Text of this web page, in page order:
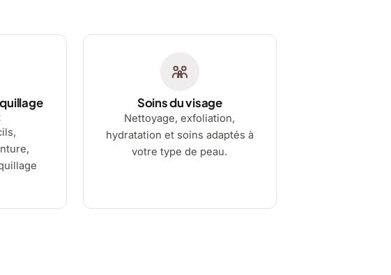
Soins du visage
Nettoyage, exfoliation,
hydratation et soins adaptés à
votre type de peau.